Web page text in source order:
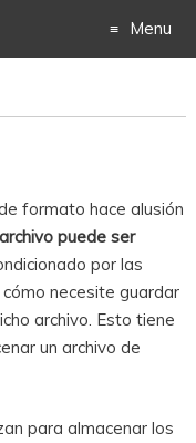
Menu
formato hace alusión
puede ser
por las
necesite guardar
archivo. Esto tiene
un archivo de
para almacenar los